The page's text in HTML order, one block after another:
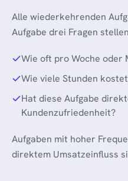
Alle wiederkehrenden
Aufgabe drei Fragen
Wie oft pro Woche oder
Wie viele Stunden
Hat diese Aufgabe
Kundenzufriedenheit?
Aufgaben mit hoher
direktem Umsatzeinfluss